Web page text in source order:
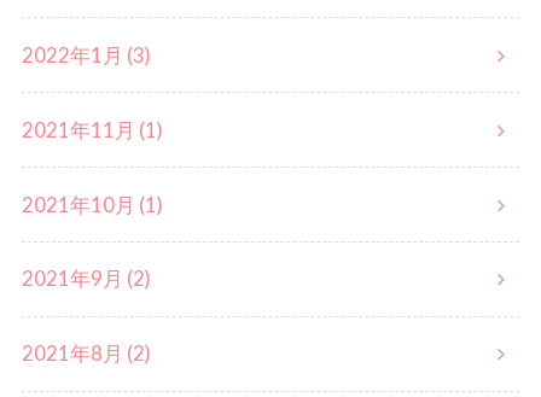
2022年1月 (3)
2021年11月 (1)
2021年10月 (1)
2021年9月 (2)
2021年8月 (2)